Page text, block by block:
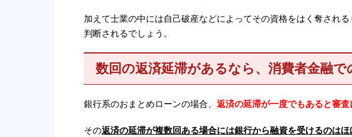
加えて士業の中には自己破産などによってその資格をはく奪され
判断されるでしょう。
数回の返済延滞があるなら、消費者金融
銀行系のおまとめローンの場合、 返済の延滞が一度でもあると審査
その返済の延滞が複数回ある場合には銀行から融資を受けるのはほ